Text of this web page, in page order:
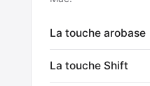
La touche arobase
La touche Shift